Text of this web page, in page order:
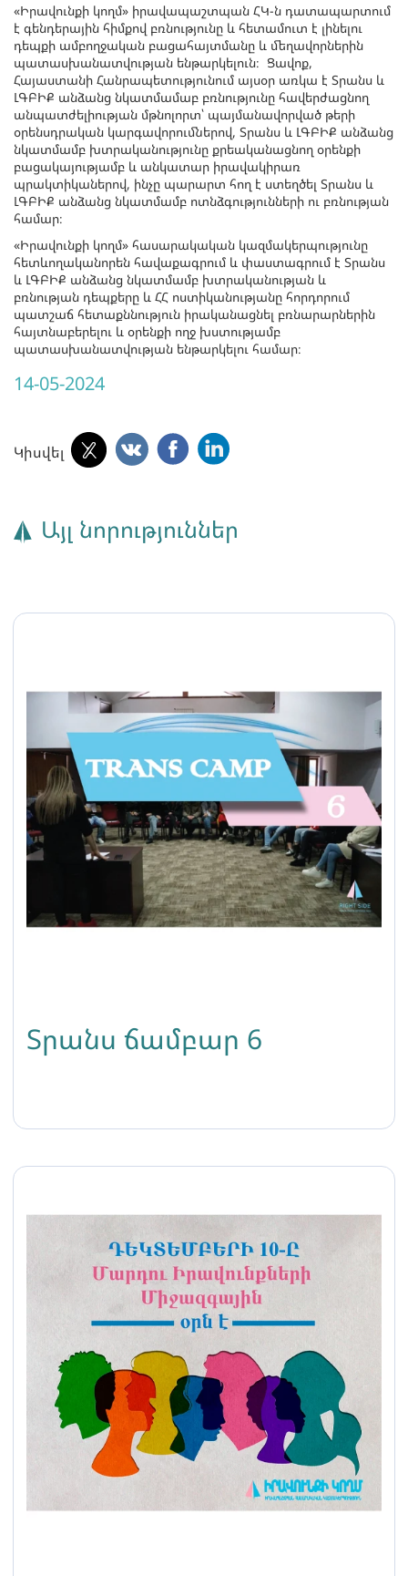
«Իրավունքի կողմ» իրավապաշտպան ՀԿ-ն դատապարտում
է գենդերային հիմքով բռնությունը և հետամուտ է լինելու
դեպքի ամբողջական բացահայտմանը և մեղավորներին
պատասխանատվության ենթարկելուն։ Ցավոք,
Հայաստանի Հանրապետությունում այսօր առկա է Տրանս և
ԼԳԲԻՔ անձանց նկատմամաբ բռնությունը հավերժացնող
անպատժելիության մթնոլորտ՝ պայմանավորված թերի
օրենսդրական կարգավորումներով, Տրանս և ԼԳԲԻՔ անձանց
նկատմամբ խտրականությունը քրեականացնող օրենքի
բացակայությամբ և անկատար իրավակիրառ
պրակտիկաներով, ինչը պարարտ հող է ստեղծել Տրանս և
ԼԳԲԻՔ անձանց նկատմամբ ոտնձգությունների ու բռնության
համար։
«Իրավունքի կողմ» հասարակական կազմակերպությունը
հետևողականորեն հավաքագրում և փաստագրում է Տրանս
և ԼԳԲԻՔ անձանց նկատմամբ խտրականության և
բռնության դեպքերը և ՀՀ ոստիկանությանը հորդորում
պատշաճ հետաքննություն իրականացնել բռնարարներին
հայտնաբերելու և օրենքի ողջ խստությամբ
պատասխանատվության ենթարկելու համար։
14-05-2024
Կիսվել
Այլ նորություններ
Տրանս ճամբար 6